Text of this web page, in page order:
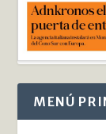
MENÚ